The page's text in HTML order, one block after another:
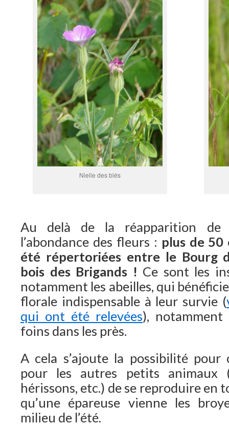
Nielle des blés
Au delà de la réapparition de
l’abondance des fleurs : plus de 50
été répertoriées entre le Bourg
bois des Brigands ! Ce sont les
notamment les abeilles, qui
florale indispensable à leur survie (
qui ont été relevées), notamment
foins dans les près.
A cela s’ajoute la possibilité pour
pour les autres petits animaux
hérissons, etc.) de se reproduire en
qu’une épareuse vienne les
milieu de l’été.